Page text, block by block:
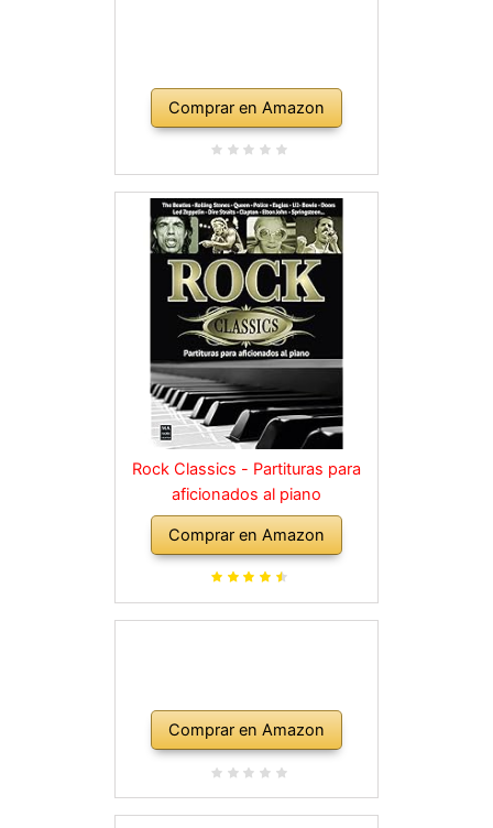
Comprar en Amazon
Rock Classics - Partituras para
aficionados al piano
Comprar en Amazon
Comprar en Amazon